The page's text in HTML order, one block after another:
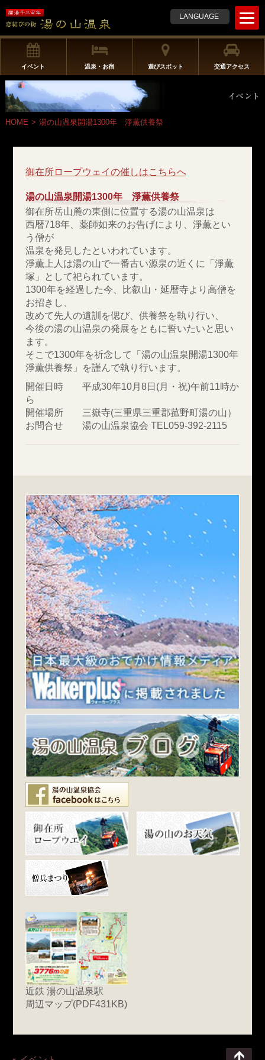
t
o
g
l
n
LANGUAGE
イベント 温泉・お宿 遊びスポット 交通アクセス
HOME > 湯の山温泉開湯1300年 淨薫供養祭
御在所ロープウェイの催しはこちらへ
湯の山温泉開湯1300年 淨薫供養祭
御在所岳山麓の東側に位置する湯の山温泉は
西暦718年、薬師如来のお告げにより、淨薫とい
う僧が
温泉を発見したといわれています。
淨薫上人は湯の山で一番古い源泉の近くに「淨薫
塚」として祀られています。
1300年を経過した今、比叡山・延暦寺より高僧を
お招きし、
改めて先人の遺訓を偲び、供養祭を執り行い、
今後の湯の山温泉の発展をともに誓いたいと思い
ます。
そこで1300年を祈念して「湯の山温泉開湯1300年
淨薫供養祭」を謹んで執り行います。
開催日時
平成30年10月8日(月・祝)午前11時か
ら
開催場所
三嶽寺(三重県三重郡菰野町湯の山）
お問合せ
湯の山温泉協会 TEL059-392-2115
近鉄 湯の山温泉駅
周辺マップ(PDF431KB)